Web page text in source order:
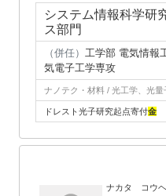
システム情報科学研
ス部門
（併任） 工学部 電気情報
気電子工学専攻
ナノテク・材料 / 光工学、光量
ドレスト光子研究起点寄付金
ナカタ コウヘ